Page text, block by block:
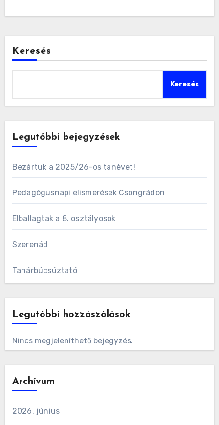
Keresés
Keresés
Legutóbbi bejegyzések
Bezártuk a 2025/26-os tanèvet!
Pedagógusnapi elismerések Csongrádon
Elballagtak a 8. osztályosok
Szerenád
Tanárbúcsúztató
Legutóbbi hozzászólások
Nincs megjeleníthető bejegyzés.
Archívum
2026. június